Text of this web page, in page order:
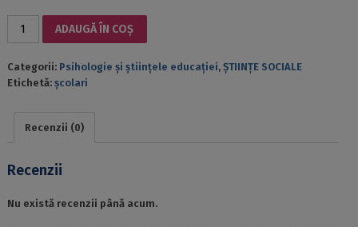
Cantitate
DEZVOLTAREA
AUTONOMIEI
ADAUGĂ ÎN COȘ
Categorii: Psihologie și științele educației, ȘTIINȚE SOCIALE
Etichetă: şcolari
Recenzii (0)
Recenzii
Nu există recenzii până acum.